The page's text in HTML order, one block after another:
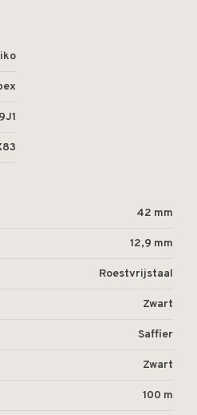
42 mm
12,9 mm
Roestvrijstaal
Zwart
Saffier
Zwart
100 m